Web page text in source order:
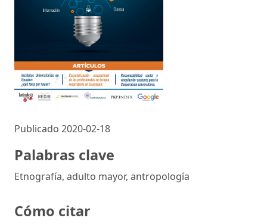
Publicado 2020-02-18
Palabras clave
Etnografía, adulto mayor, antropología
Cómo citar